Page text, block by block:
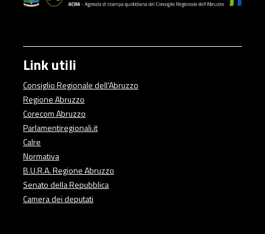
Link utili
Consiglio Regionale dell'Abruzzo
Regione Abruzzo
Corecom Abruzzo
Parlamentiregionali.it
Calre
Normativa
B.U.R.A. Regione Abruzzo
Senato della Repubblica
Camera dei deputati